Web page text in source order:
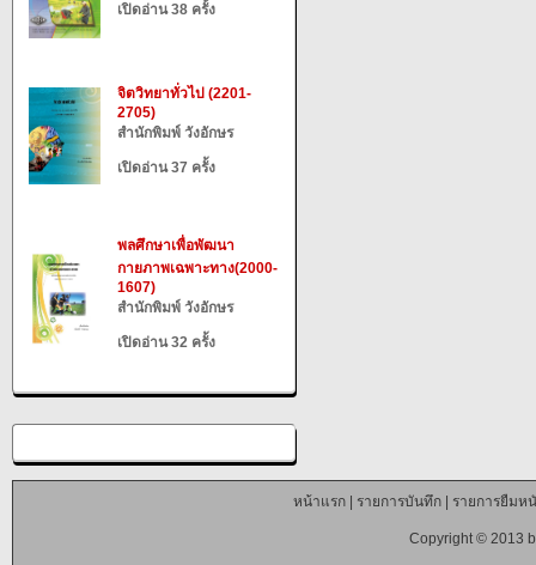
เปิดอ่าน 38 ครั้ง
จิตวิทยาทั่วไป (2201-
2705)
สำนักพิมพ์ วังอักษร
เปิดอ่าน 37 ครั้ง
พลศึกษาเพื่อพัฒนา
กายภาพเฉพาะทาง(2000-
1607)
สำนักพิมพ์ วังอักษร
เปิดอ่าน 32 ครั้ง
หน้าแรก| รายการบันทึก| รายการยืมห
Copyright © 2013